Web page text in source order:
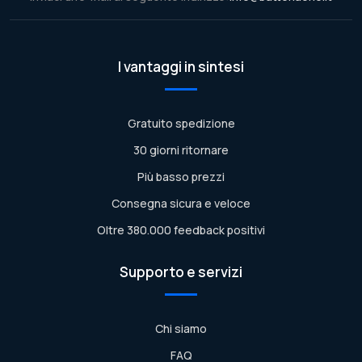
I vantaggi in sintesi
Gratuito spedizione
30 giorni ritornare
Più basso prezzi
Consegna sicura e veloce
Oltre 380.000 feedback positivi
Supporto e servizi
Chi siamo
FAQ